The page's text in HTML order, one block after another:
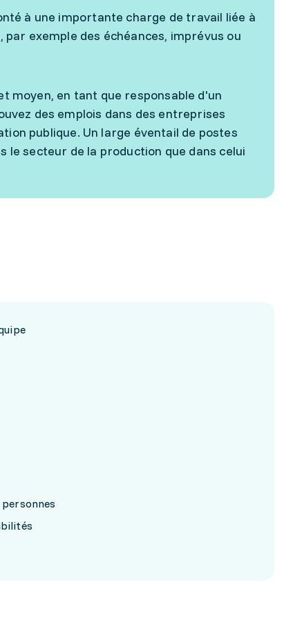
à une importante charge de travail liée à
exemple des échéances, imprévus ou
moyen, en tant que responsable d'un
des emplois dans des entreprises
publique. Un large éventail de postes
le secteur de la production que dans celui